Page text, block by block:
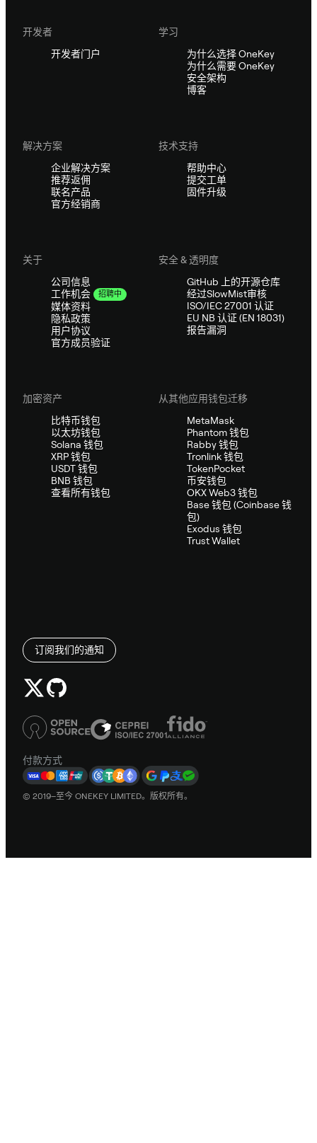
开发者
开发者门户
学习
为什么选择 OneKey
为什么需要 OneKey
安全架构
博客
解决方案
企业解决方案
推荐返佣
联名产品
官方经销商
技术支持
帮助中心
提交工单
固件升级
关于
公司信息
工作机会
招聘中
媒体资料
隐私政策
用户协议
官方成员验证
安全 & 透明度
GitHub 上的开源仓库
经过SlowMist审核
ISO/IEC 27001 认证
EU NB 认证 (EN 18031)
报告漏洞
加密资产
比特币钱包
以太坊钱包
Solana 钱包
XRP 钱包
USDT 钱包
BNB 钱包
查看所有钱包
从其他应用钱包迁移
MetaMask
Phantom 钱包
Rabby 钱包
Tronlink 钱包
TokenPocket
币安钱包
OKX Web3 钱包
Base 钱包 (Coinbase 钱
包)
Exodus 钱包
Trust Wallet
订阅我们的通知
付款方式
© 2019–至今 ONEKEY LIMITED。版权所有。